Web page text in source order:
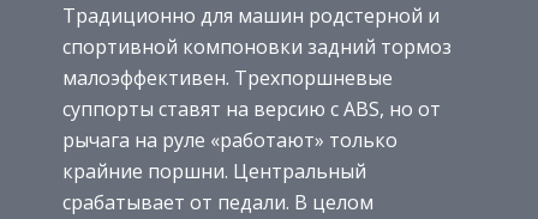
Традиционно для машин родстерной и
спортивной компоновки задний тормоз
малоэффективен. Трехпоршневые
суппорты ставят на версию с ABS, но от
рычага на руле «работают» только
крайние поршни. Центральный
срабатывает от педали. В целом